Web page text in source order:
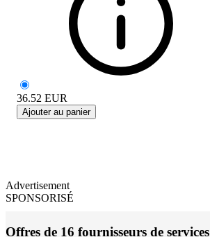
36.52 EUR
Ajouter au panier
Advertisement
SPONSORISÉ
Offres de 16 fournisseurs de services